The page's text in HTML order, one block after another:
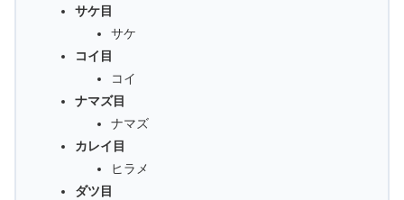
サケ目
サケ
コイ目
コイ
ナマズ目
ナマズ
カレイ目
ヒラメ
ダツ目